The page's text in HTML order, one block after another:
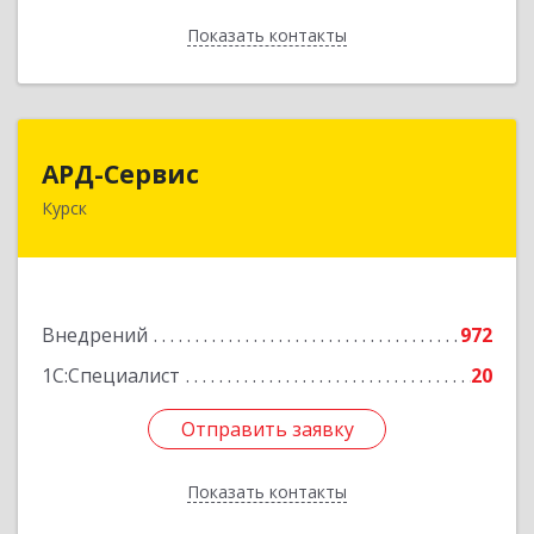
Показать контакты
Назад
АРД-Сервис
Курск
Внедрений
972
1С:Специалист
20
Отправить заявку
Показать контакты
305035, Курская обл, Курск г, Овечкина ул, дом
Отправить заявку
Назад